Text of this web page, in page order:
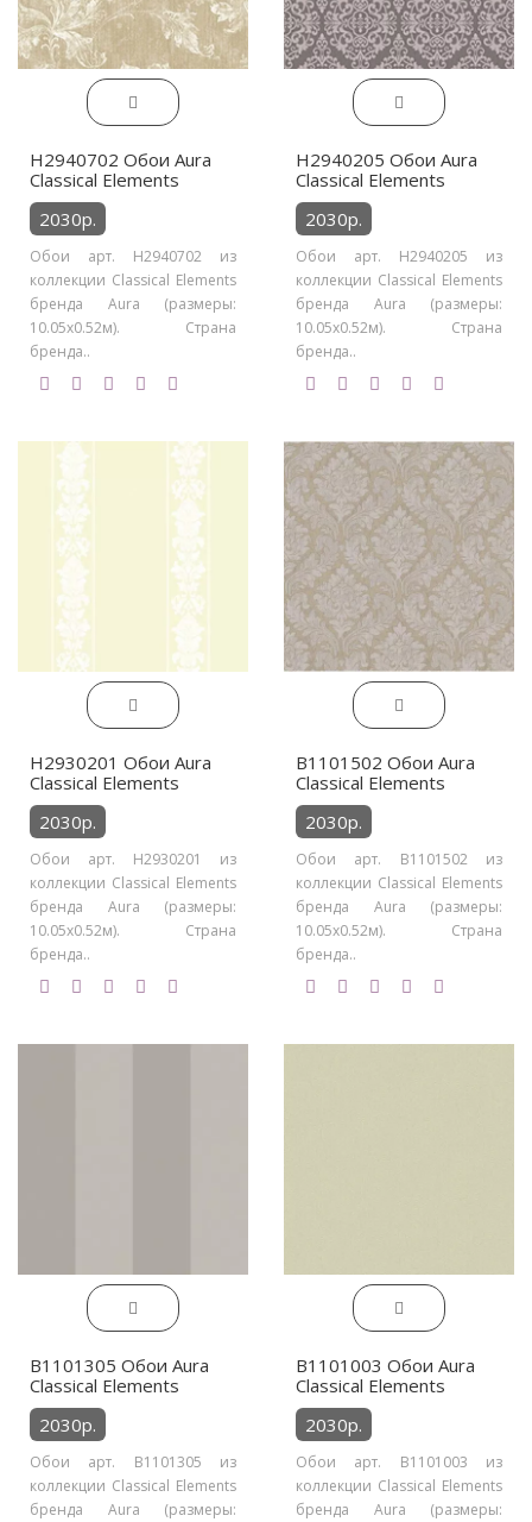
H2940702 Обои Aura
Classical Elements
2030р.
Обои арт. H2940702 из
коллекции Classical Elements
бренда Aura (размеры:
10.05х0.52м). Страна
бренда..
H2940205 Обои Aura
Classical Elements
2030р.
Обои арт. H2940205 из
коллекции Classical Elements
бренда Aura (размеры:
10.05х0.52м). Страна
бренда..
H2930201 Обои Aura
Classical Elements
2030р.
Обои арт. H2930201 из
коллекции Classical Elements
бренда Aura (размеры:
10.05х0.52м). Страна
бренда..
B1101502 Обои Aura
Classical Elements
2030р.
Обои арт. B1101502 из
коллекции Classical Elements
бренда Aura (размеры:
10.05х0.52м). Страна
бренда..
B1101305 Обои Aura
Classical Elements
2030р.
Обои арт. B1101305 из
коллекции Classical Elements
бренда Aura (размеры:
B1101003 Обои Aura
Classical Elements
2030р.
Обои арт. B1101003 из
коллекции Classical Elements
бренда Aura (размеры: